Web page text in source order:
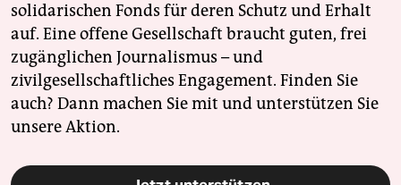
solidarischen Fonds für deren Schutz und Erhalt
auf. Eine offene Gesellschaft braucht guten, frei
zugänglichen Journalismus – und
zivilgesellschaftliches Engagement. Finden Sie
auch? Dann machen Sie mit und unterstützen Sie
unsere Aktion.